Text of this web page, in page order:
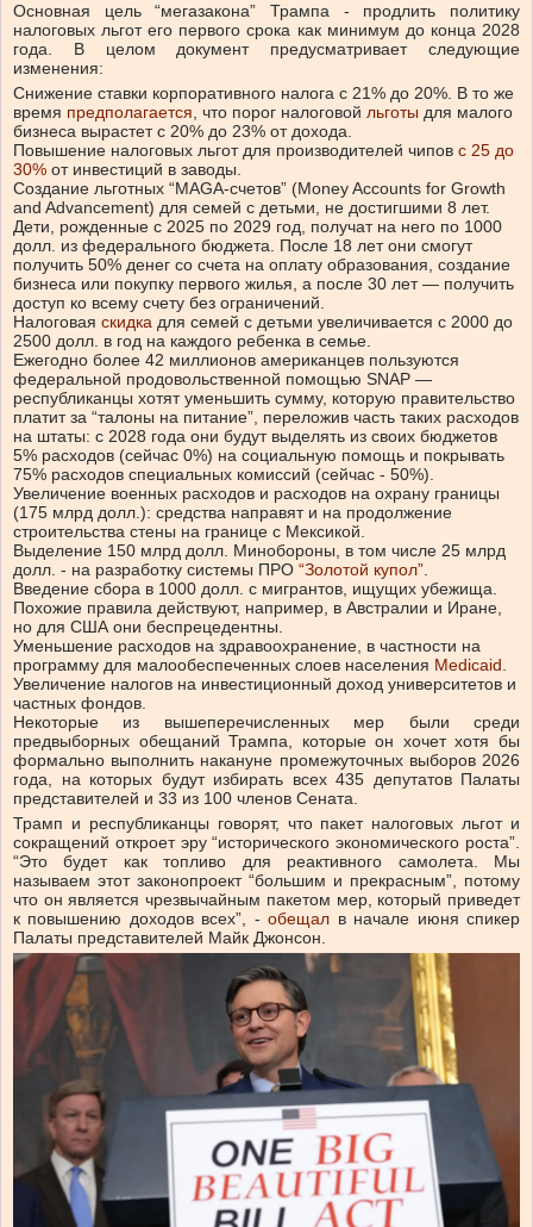
Основная цель “мегазакона”
Трампа -
продлить политику
налоговых льгот его первого срока как минимум до конца 2028
года. В целом документ предусматривает следующие
изменения:
Снижение ставки корпоративного налога с 21% до 20%. В то же
время предполагается, что порог налоговой льготы для малого
бизнеса вырастет с 20% до 23% от дохода.
Повышение налоговых льгот для производителей чипов с 25 до
30% от инвестиций в заводы.
Создание льготных “MAGA-счетов” (Money Accounts for Growth
and Advancement) для семей с детьми, не достигшими 8 лет.
Дети, рожденные с 2025 по 2029 год, получат на него по 1000
долл. из федерального бюджета. После 18 лет они смогут
получить 50% денег со счета на оплату образования, создание
бизнеса или покупку первого жилья, а после 30 лет — получить
доступ ко всему счету без ограничений.
Налоговая скидка для семей с детьми увеличивается с 2000 до
2500 долл. в год на каждого ребенка в семье.
Ежегодно более 42 миллионов американцев пользуются
федеральной продовольственной помощью SNAP —
республиканцы хотят уменьшить сумму, которую правительство
платит за “талоны на питание”, переложив часть таких расходов
на штаты: с 2028 года они будут выделять из своих бюджетов
5% расходов (сейчас 0%) на социальную помощь и покрывать
75% расходов специальных комиссий (сейчас - 50%).
Увеличение военных расходов и расходов на охрану границы
(175 млрд долл.): средства направят и на продолжение
строительства стены на границе с Мексикой.
Выделение 150 млрд долл. Минобороны, в том числе 25 млрд
долл. - на разработку системы ПРО “Золотой купол”.
Введение сбора в 1000 долл. с мигрантов, ищущих убежища.
Похожие правила действуют, например, в Австралии и Иране,
но для США они беспрецедентны.
Уменьшение расходов на здравоохранение, в частности на
программу для малообеспеченных слоев населения Medicaid.
Увеличение налогов на инвестиционный доход университетов и
частных фондов.
Некоторые из вышеперечисленных мер были среди
предвыборных обещаний Трампа, которые он хочет хотя бы
формально выполнить накануне промежуточных выборов 2026
года, на которых будут избирать всех 435 депутатов Палаты
представителей и 33 из 100 членов Сената.
Трамп и республиканцы говорят, что пакет налоговых льгот и
сокращений откроет эру “исторического экономического роста”.
“Это будет как топливо для реактивного самолета. Мы
называем этот законопроект “большим и прекрасным”, потому
что он является чрезвычайным пакетом мер, который приведет
к повышению доходов всех”, - обещал в начале июня спикер
Палаты представителей Майк Джонсон.